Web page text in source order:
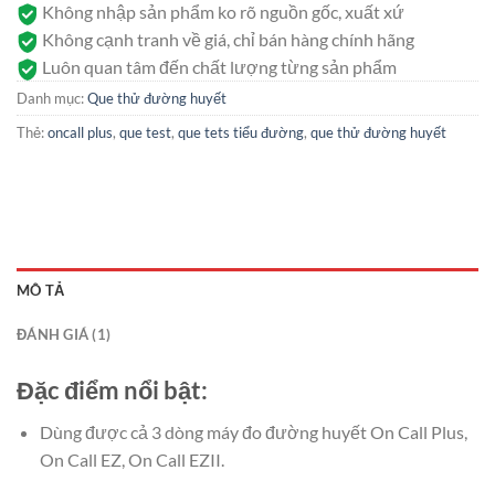
Không nhập sản phẩm ko rõ nguồn gốc, xuất xứ
Không cạnh tranh về giá, chỉ bán hàng chính hãng
Luôn quan tâm đến chất lượng từng sản phẩm
Danh mục:Que thử đường huyết
Thẻ:oncall plus, que test, que tets tiểu đường, que thử đường huyết
MÔ TẢ
ĐÁNH GIÁ (1)
Đặc điểm nổi bật:
Dùng được cả 3 dòng máy đo đường huyết On Call Plus,
On Call EZ, On Call EZII.